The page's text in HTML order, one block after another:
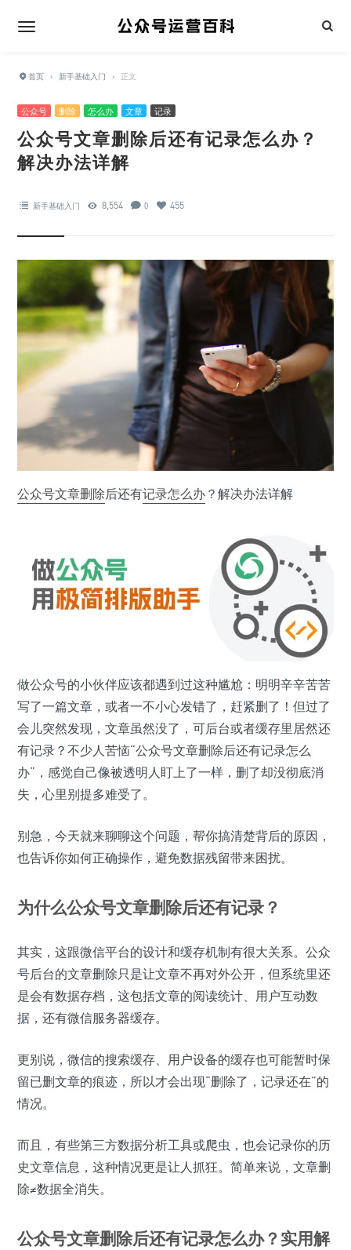
首页 › 新手基础入门 › 正文
公众号 删除 怎么办 文章 记录
公众号文章删除后还有记录怎么办？
解决办法详解
新手基础入门 8,554 0 455
公众号文章删除后还有记录怎么办 ？解决办法详解
做公众号的小伙伴应该都遇到过这种尴尬：明明辛辛苦苦
写了一篇文章，或者一不小心发错了，赶紧删了！但过了
会儿突然发现，文章虽然没了，可后台或者缓存里居然还
有记录？不少人苦恼“公众号文章删除后还有记录怎么
办”，感觉自己像被透明人盯上了一样，删了却没彻底消
失，心里别提多难受了。
别急，今天就来聊聊这个问题，帮你搞清楚背后的原因，
也告诉你如何正确操作，避免数据残留带来困扰。
为什么公众号文章删除后还有记录？
其实，这跟微信平台的设计和缓存机制有很大关系。公众
号后台的文章删除只是让文章不再对外公开，但系统里还
是会有数据存档，这包括文章的阅读统计、用户互动数
据，还有微信服务器缓存。
更别说，微信的搜索缓存、用户设备的缓存也可能暂时保
留已删文章的痕迹，所以才会出现“删除了，记录还在”的
情况。
而且，有些第三方数据分析工具或爬虫，也会记录你的历
史文章信息，这种情况更是让人抓狂。简单来说，文章删
除≠数据全消失。
公众号文章删除后还有记录怎么办？实用解